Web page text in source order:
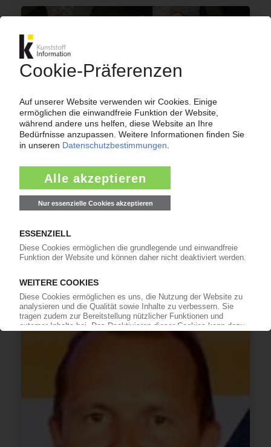
AUSTROTHERM
Werk für XPS-Platten in Brandenburg / 70 neue
Stellen